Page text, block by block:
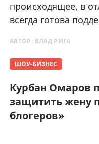
происходящее, в
всегда готова
АВТОР: ВЛАД РИГА
ШОУ-БИЗНЕС
Курбан Омаров
защитить жену
блогеров»